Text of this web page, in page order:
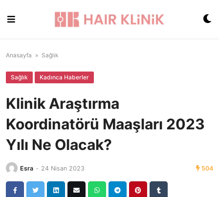
content
Anasayfa » Sağlık
Sağlık Kadınca Haberler
Klinik Araştırma
Koordinatörü Maaşları 2023
Yılı Ne Olacak?
Esra - 24 Nisan 2023 504